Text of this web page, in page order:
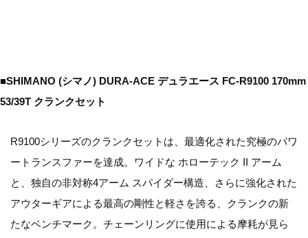
■SHIMANO (シマノ) DURA-ACE デュラエース FC-R9100 170mm
53/39T クランクセット
R9100シリーズのクランクセットは、最適化された究極のパワ
ートランスファーを達成。ワイドな ホローテック II アーム
と、独自の非対称4アーム スパイダー構造、さらに強化された
アウターギアによる最高の剛性と軽さを誇る、クランクの新
たなベンチマーク。チェーンリングに使用による摩耗が見ら